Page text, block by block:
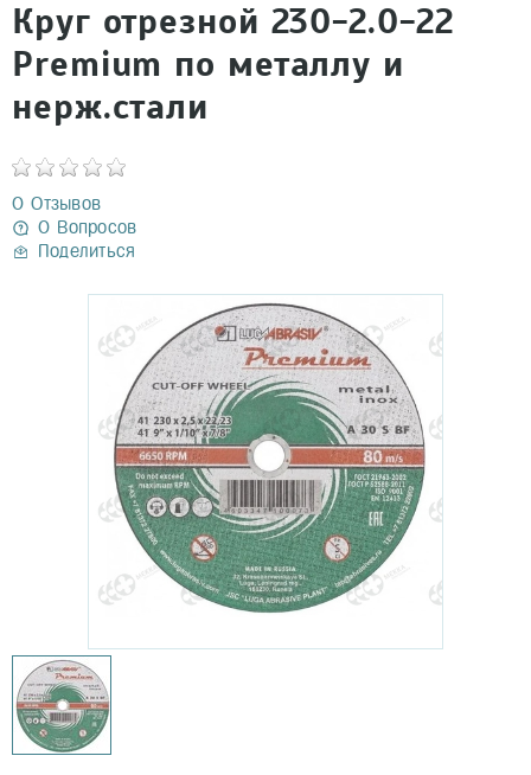
Круг отрезной 230-2.0-22
Premium по металлу и
нерж.стали
0 Отзывов
0 Вопросов
Поделиться